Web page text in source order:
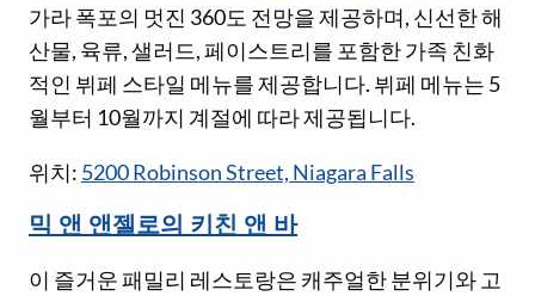
가라 폭포의 멋진 360도 전망을 제공하며, 신선한 해
산물, 육류, 샐러드, 페이스트리를 포함한 가족 친화
적인 뷔페 스타일 메뉴를 제공합니다. 뷔페 메뉴는 5
월부터 10월까지 계절에 따라 제공됩니다.
위치: 5200 Robinson Street, Niagara Falls
믹 앤 앤젤로의 키친 앤 바
이 즐거운 패밀리 레스토랑은 캐주얼한 분위기와 고